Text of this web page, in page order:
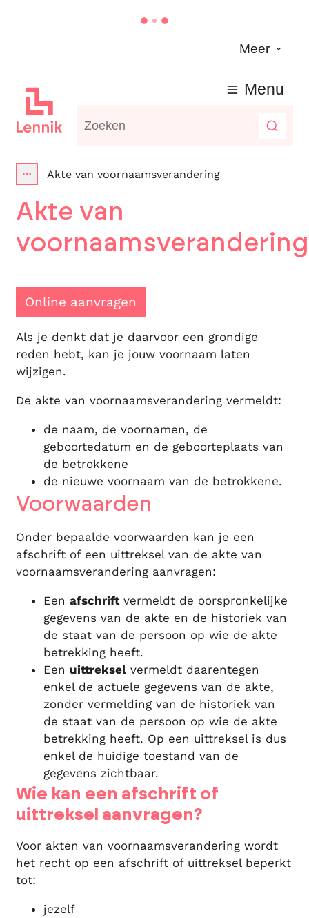
Meer
Lennik
Waarmee kunnen we jou helpen?
Menu
Toon alle broodkruimel items
Akte van voornaamsverandering
Akte van
voornaamsverandering
Online aanvragen
Als je denkt dat je daarvoor een grondige
reden hebt, kan je jouw voornaam laten
wijzigen.
De akte van voornaamsverandering vermeldt:
de naam, de voornamen, de
geboortedatum en de geboorteplaats van
de betrokkene
de nieuwe voornaam van de betrokkene.
Voorwaarden
Onder bepaalde voorwaarden kan je een
afschrift of een uittreksel van de akte van
voornaamsverandering aanvragen:
Een afschriftvermeldt de oorspronkelijke
gegevens van de akte en de historiek van
de staat van de persoon op wie de akte
betrekking heeft.
Een uittreksel vermeldt daarentegen
enkel de actuele gegevens van de akte,
zonder vermelding van de historiek van
de staat van de persoon op wie de akte
betrekking heeft. Op een uittreksel is dus
enkel de huidige toestand van de
gegevens zichtbaar.
Wie kan een afschrift of
uittreksel aanvragen?
Voor akten van voornaamsverandering wordt
het recht op een afschrift of uittreksel beperkt
tot:
jezelf